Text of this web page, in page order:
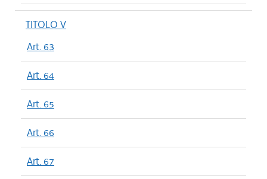
TITOLO V
Art. 63
Art. 64
Art. 65
Art. 66
Art. 67